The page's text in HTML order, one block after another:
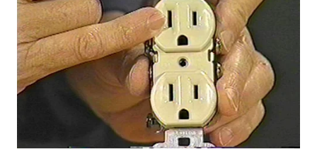
DEPOK
WN
TAPANULI
UTARA